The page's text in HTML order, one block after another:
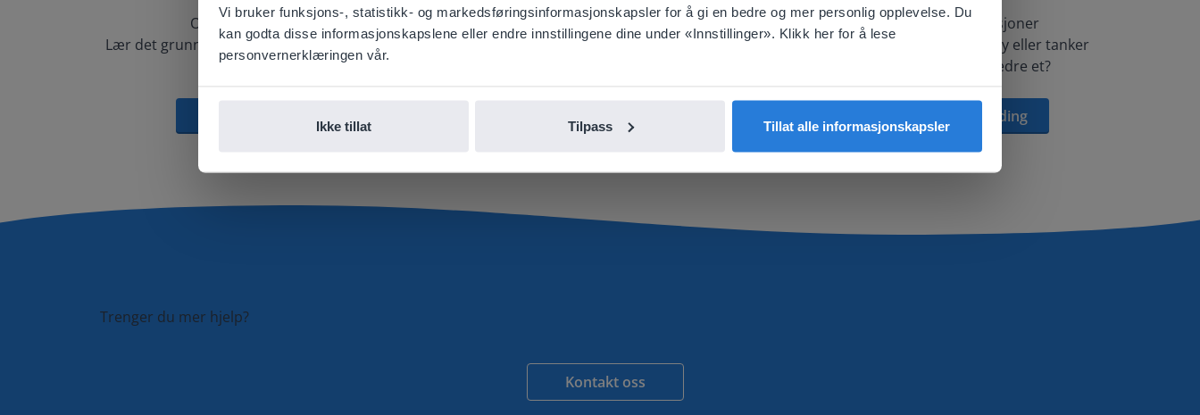
Vi bruker funksjons-, statistikk- og markedsføringsinformasjonskapsler for å gi en bedre og mer personlig opplevelse. Du
kan godta disse informasjonskapslene eller endre innstillingene dine under «Innstillinger». Klikk her for å lese
personvernerklæringen vår.
Ikke tillat Tilpass Tillat alle informasjonskapsler
Opplæringsvideoer
Lær det grunnleggende om hvordan å bruke
Gynzy.
Hjelpesenter
Finn informasjon, nyttig dokumentasjon,
Forespørsler om funksjoner
Har du en idé til et nytt verktøy eller tanker
om hvordan vi kan forbedre et?
Gi oss en tilbakemelding
Trenger du mer hjelp?
Kontakt oss
There you'll find regional content and pricing.
English
Norsk